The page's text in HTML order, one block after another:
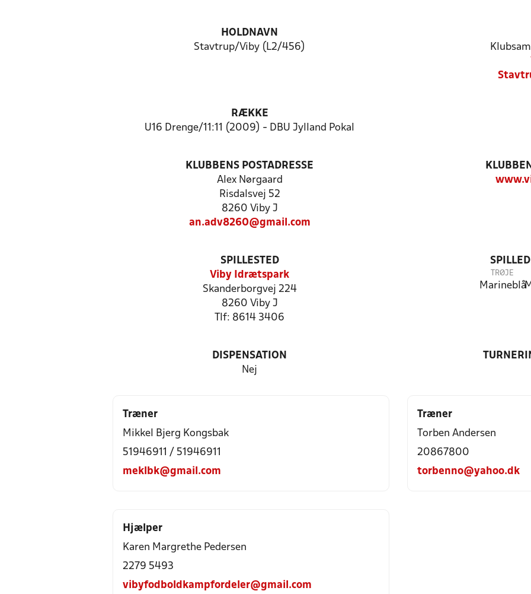
HOLDNAVN
Stavtrup/Viby (L2/456)
RÆKKE
U16 Drenge/11:11 (2009) - DBU Jylland Pokal
KLUBBENS POSTADRESSE
Alex Nørgaard
Risdalsvej 52
8260 Viby J
an.adv8260@gmail.com
SPILLESTED
Viby Idrætspark
Skanderborgvej 224
8260 Viby J
Tlf: 8614 3406
TRØJE
Marineblå
DISPENSATION
Nej
Træner
Mikkel Bjerg Kongsbak
51946911 / 51946911
meklbk@gmail.com
Træner
Torben Andersen
20867800
torbenno@yahoo.dk
Hjælper
Karen Margrethe Pedersen
2279 5493
vibyfodboldkampfordeler@gmail.com